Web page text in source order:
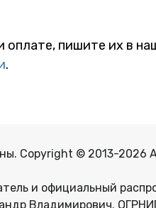
оплате, пишите их в
.
Copyright © 2013-2026
и официальный
Владимирович.